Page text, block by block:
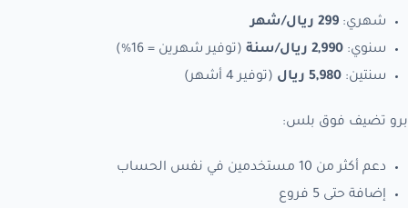
شهري: 299 ريال/شهر
سنوي: 2,990 ريال/سنة
(توفير شهرين = 16%)
سنتين: 5,980 ريال (توفير 4 أشهر)
برو تضيف فوق بلس:
دعم أكثر من 10 مستخدمين في نفس الحساب
إضافة حتى 5 فروع